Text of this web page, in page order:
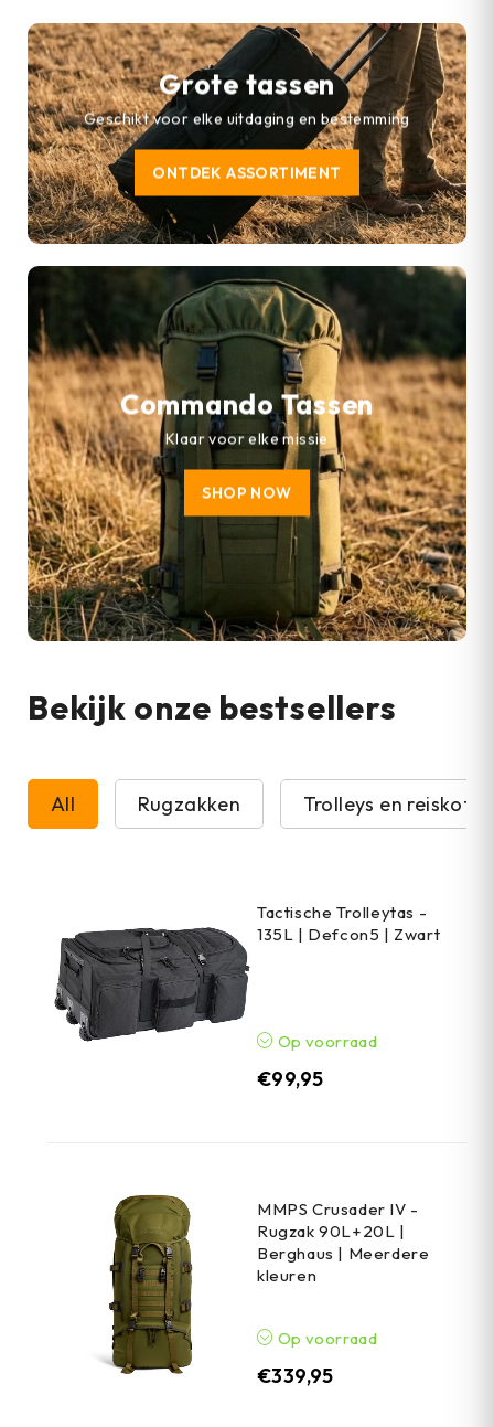
Grote tassen
Geschikt voor elke uitdaging en bestemming
ONTDEK ASSORTIMENT
Commando Tassen
Klaar voor elke missie
SHOP NOW
Bekijk onze bestsellers
All Rugzakken Trolleys en
Tactische Trolleytas -
135L | Defcon5 | Zwart
Op voorraad
€99,95
MMPS Crusader IV -
Rugzak 90L+20L |
Berghaus | Meerdere
kleuren
Op voorraad
€339,95